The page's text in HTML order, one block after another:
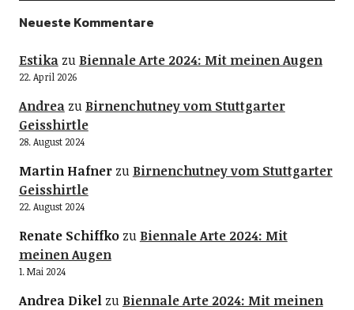
Neueste Kommentare
Estikazu Biennale Arte 2024: Mit meinen Augen
22. April 2026
Andreazu Birnenchutney vom Stuttgarter
Geisshirtle
28. August 2024
Martin Hafnerzu Birnenchutney vom Stuttgarter
Geisshirtle
22. August 2024
Renate Schiffkozu Biennale Arte 2024: Mit
meinen Augen
1. Mai 2024
Andrea Dikelzu Biennale Arte 2024: Mit meinen